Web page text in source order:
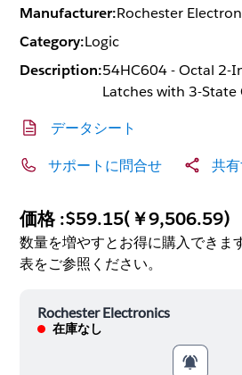
Manufacturer:Rochester
Category:Logic
Description:54HC604 - Octal 2-
Latches with 3-
データシート
サポートに問合せ 共
価格 :$59.15(￥9,506.59)
数量を増やすとお得に購入できま
表をご参照ください。
Rochester Electronics
在庫なし